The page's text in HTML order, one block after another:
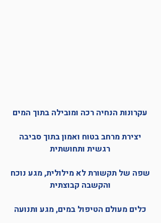
עקרונות הנחיה רכה ומובילה בתוך המים
יצירת מרחב בטוח ואמון בתוך סביבה
רגשית ותחושתית
שפה של תקשורת לא מילולית, מגע נוכח
והקשבה קבוצתית
כלים מעולם הטיפול במים, מגע ותנועה